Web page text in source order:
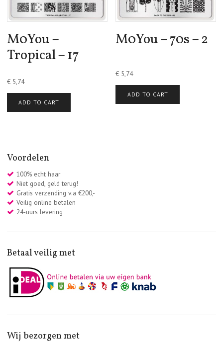
M0You –
Tropical – 17
€5,74
ADD TO CART
M0You – 70s – 2
€ 5,74
ADD TO CART
Voordelen
100% echt haar
Niet goed, geld terug!
Gratis verzending v.a €200,-
Veilig online betalen
24-uurs levering
Betaal veilig met
Wij bezorgen met